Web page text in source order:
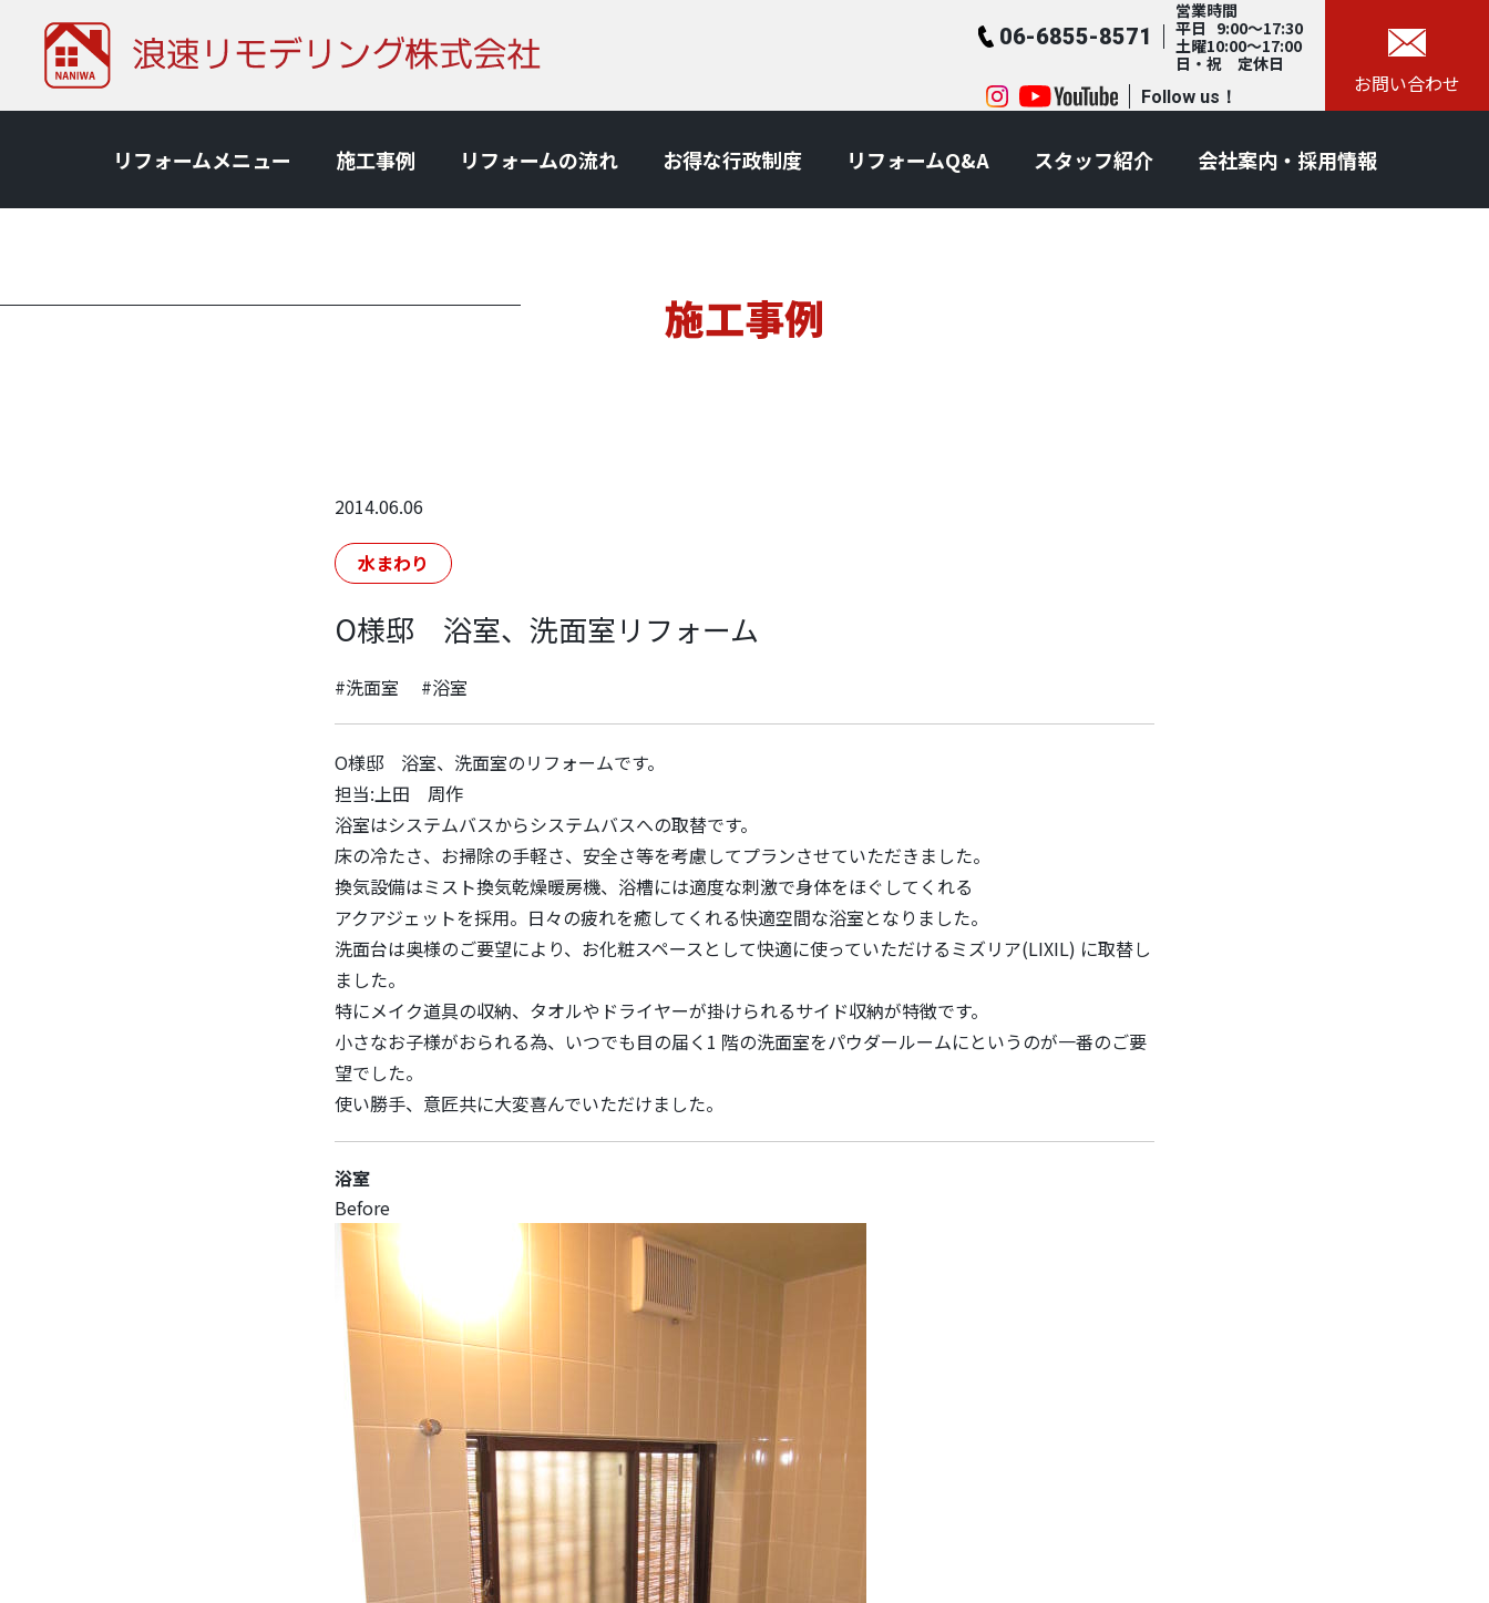
06-6855-8571
営業時間
平日 9:00～17:30
土曜10:00～17:00
日・祝 定休日
Follow us！ お問い合わせ
リフォームメニュー 施⼯事例 リフォームの流れ お得な⾏政制度 リフォームQ&A スタッフ紹介 会社案内・採用情報
施工事例
2014.06.06
水まわり
O様邸 浴室、洗面室リフォーム
#洗面室 #浴室
O様邸 浴室、洗面室のリフォームです。
担当:上田 周作
浴室はシステムバスからシステムバスへの取替です。
床の冷たさ、お掃除の手軽さ、安全さ等を考慮してプランさせていただきました。
換気設備はミスト換気乾燥暖房機、浴槽には適度な刺激で身体をほぐしてくれる
アクアジェットを採用。日々の疲れを癒してくれる快適空間な浴室となりました。
洗面台は奥様のご要望により、お化粧スペースとして快適に使っていただけるミズリア(LIXIL) に取替し
ました。
特にメイク道具の収納、タオルやドライヤーが掛けられるサイド収納が特徴です。
小さなお子様がおられる為、いつでも目の届く1 階の洗面室をパウダールームにというのが一番のご要
望でした。
使い勝手、意匠共に大変喜んでいただけました。
浴室
Before